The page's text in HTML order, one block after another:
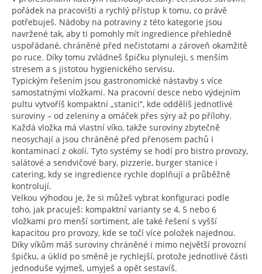
pořádek na pracovišti a rychlý přístup k tomu, co právě
potřebuješ. Nádoby na potraviny z této kategorie jsou
navržené tak, aby ti pomohly mít ingredience přehledně
uspořádané, chráněné před nečistotami a zároveň okamžitě
po ruce. Díky tomu zvládneš špičku plynuleji, s menším
stresem a s jistotou hygienického servisu.
Typickým řešením jsou gastronomické nástavby s více
samostatnými vložkami. Na pracovní desce nebo výdejním
pultu vytvoříš kompaktní „stanici“, kde oddělíš jednotlivé
suroviny – od zeleniny a omáček přes sýry až po přílohy.
Každá vložka má vlastní víko, takže suroviny zbytečně
neosychají a jsou chráněné před přenosem pachů i
kontaminací z okolí. Tyto systémy se hodí pro bistro provozy,
salátové a sendvičové bary, pizzerie, burger stanice i
catering, kdy se ingredience rychle doplňují a průběžně
kontrolují.
Velkou výhodou je, že si můžeš vybrat konfiguraci podle
toho, jak pracuješ: kompaktní varianty se 4, 5 nebo 6
vložkami pro menší sortiment, ale také řešení s vyšší
kapacitou pro provozy, kde se točí více položek najednou.
Díky víkům máš suroviny chráněné i mimo největší provozní
špičku, a úklid po směně je rychlejší, protože jednotlivé části
jednoduše vyjmeš, umyješ a opět sestavíš.